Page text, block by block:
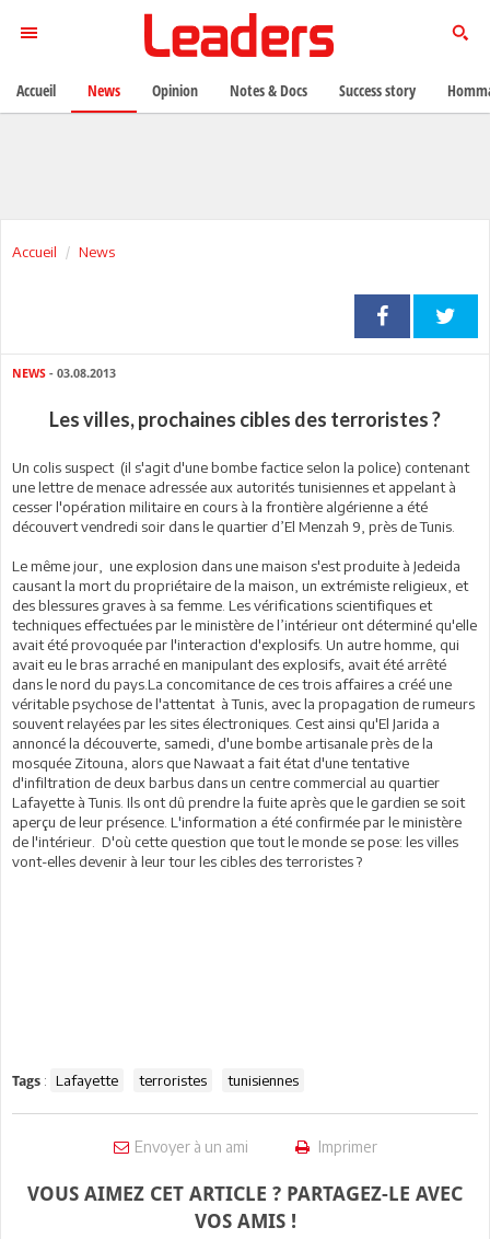
Accueil News
NEWS - 03.08.2013
Les villes, prochaines cibles des terroristes ?
Un colis suspect (il s'agit d'une bombe factice selon la police) contenant
une lettre de menace adressée aux autorités tunisiennes et appelant à
cesser l'opération militaire en cours à la frontière algérienne a été
découvert vendredi soir dans le quartier d’El Menzah 9, près de Tunis.
Le même jour, une explosion dans une maison s'est produite à Jedeida
causant la mort du propriétaire de la maison, un extrémiste religieux, et
des blessures graves à sa femme. Les vérifications scientifiques et
techniques effectuées par le ministère de l’intérieur ont déterminé qu'elle
avait été provoquée par l'interaction d'explosifs. Un autre homme, qui
avait eu le bras arraché en manipulant des explosifs, avait été arrêté
dans le nord du pays.La concomitance de ces trois affaires a créé une
véritable psychose de l'attentat à Tunis, avec la propagation de rumeurs
souvent relayées par les sites électroniques. Cest ainsi qu'El Jarida a
annoncé la découverte, samedi, d'une bombe artisanale près de la
mosquée Zitouna, alors que Nawaat a fait état d'une tentative
d'infiltration de deux barbus dans un centre commercial au quartier
Lafayette à Tunis. Ils ont dû prendre la fuite après que le gardien se soit
aperçu de leur présence. L'information a été confirmée par le ministère
de l'intérieur. D'où cette question que tout le monde se pose: les villes
vont-elles devenir à leur tour les cibles des terroristes ?
Tags : Lafayette terroristes tunisiennes
Envoyer à un ami Imprimer
VOUS AIMEZ CET ARTICLE ? PARTAGEZ-LE AVEC
VOS AMIS !
Accueil News Opinion Notes & Docs Success story